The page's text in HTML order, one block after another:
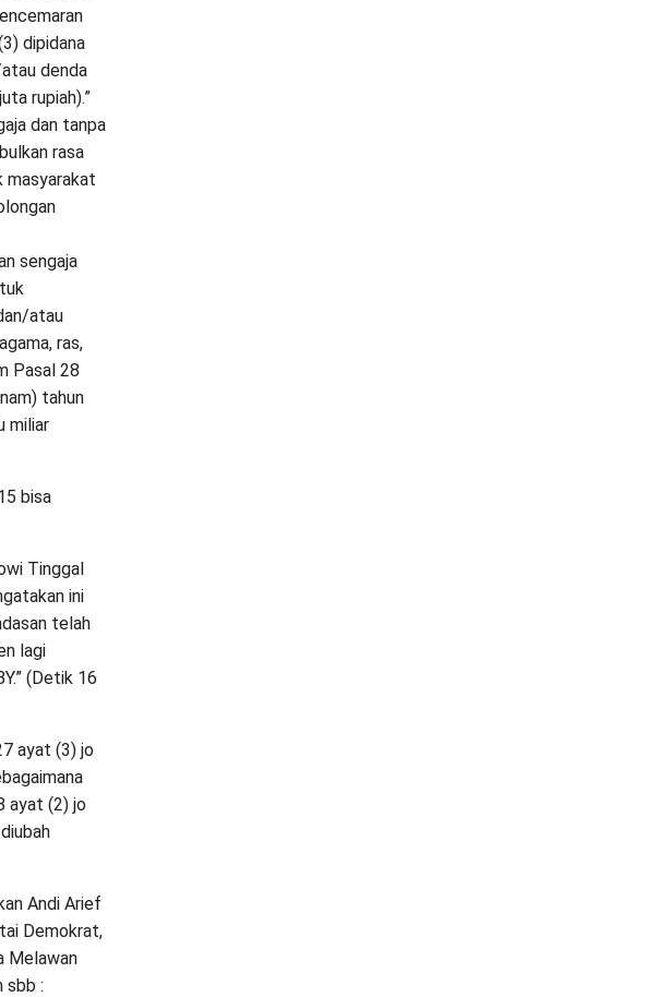
dipidana
denda
rupiah).”
dan tanpa
rasa
masyarakat
sengaja
atau
ras,
Pasal 28
tahun
miliar
bisa
Tinggal
ini
telah
lagi
(Detik 16
ayat (3) jo
ayat (2) jo
Andi Arief
Demokrat,
Melawan
sbb :